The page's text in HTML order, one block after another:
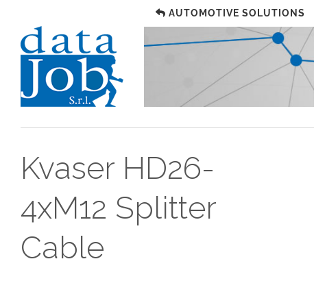
AUTOMOTIVE SOLUTIONS
Kvaser HD26-
4xM12 Splitter
Cable